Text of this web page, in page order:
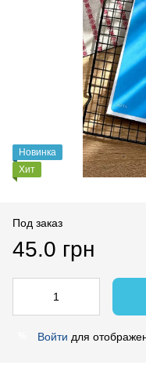
Новинка
Хит
Под заказ
45.0 грн
Войти для